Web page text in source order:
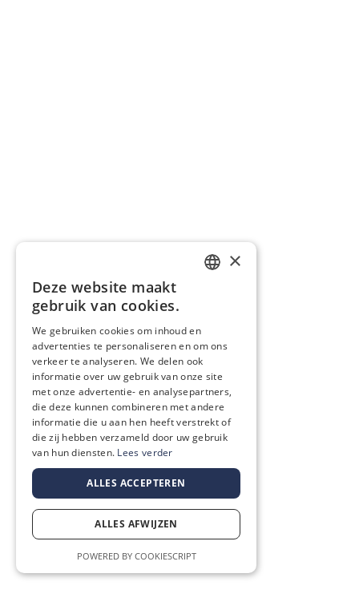
×
Deze website maakt
gebruik van cookies.
We gebruiken cookies om inhoud en
advertenties te personaliseren en om ons
verkeer te analyseren. We delen ook
informatie over uw gebruik van onze site
met onze advertentie- en analysepartners,
die deze kunnen combineren met andere
informatie die u aan hen heeft verstrekt of
die zij hebben verzameld door uw gebruik
van hun diensten. Lees verder
ALLES ACCEPTEREN
ALLES AFWIJZEN
POWERED BY COOKIESCRIPT